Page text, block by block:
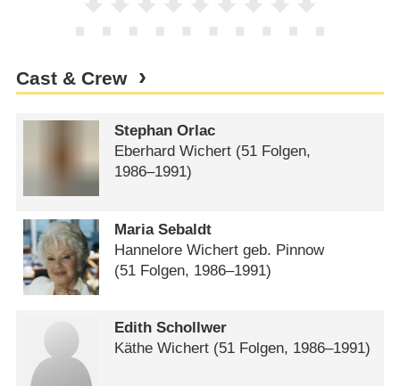
Cast & Crew
Stephan Orlac
Eberhard Wichert (51 Folgen,
1986⁠–⁠1991)
Maria Sebaldt
Hannelore Wichert geb. Pinnow
(51 Folgen, 1986⁠–⁠1991)
Edith Schollwer
Käthe Wichert (51 Folgen, 1986⁠–⁠1991)